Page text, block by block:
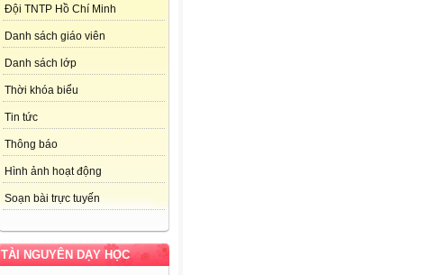
Đội TNTP Hồ Chí Minh
Danh sách giáo viên
Danh sách lớp
Thời khóa biểu
Tin tức
Thông báo
Hình ảnh hoạt động
Soạn bài trực tuyến
TÀI NGUYÊN DẠY HỌC